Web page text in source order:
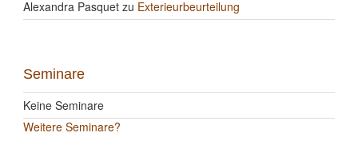
Alexandra Pasquetzu Exterieurbeurteilung
Seminare
Keine Seminare
Weitere Seminare?